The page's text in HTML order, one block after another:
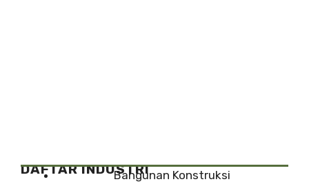
DAFTAR INDUSTRIBangunan Konstruksi